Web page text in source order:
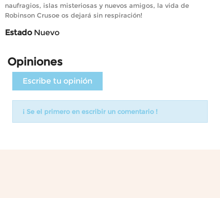
naufragios, islas misteriosas y nuevos amigos, la vida de
Robinson Crusoe os dejará sin respiración!
Estado Nuevo
Opiniones
Escribe tu opinión
¡ Se el primero en escribir un comentario !